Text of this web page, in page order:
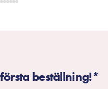
beställning!*